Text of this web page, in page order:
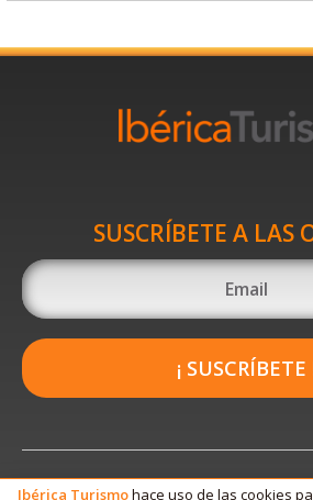
SUSCRÍBETE A LAS
¡ SUSCRÍBETE
Ibérica Turismohace uso de las cookies